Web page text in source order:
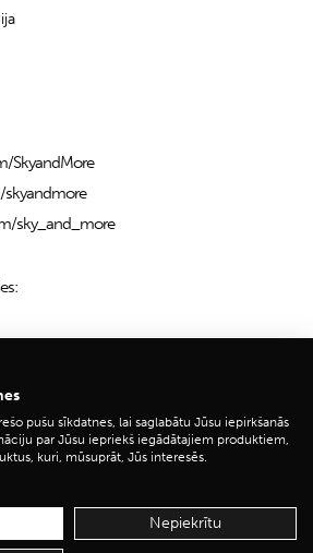
SkyandMore
sky_and_more
pušu sīkdatnes, lai saglabātu Jūsu iepirkšanās
par Jūsu iepriekš iegādātajiem produktiem,
kuri, mūsuprāt, Jūs interesēs.
Nepiekrītu